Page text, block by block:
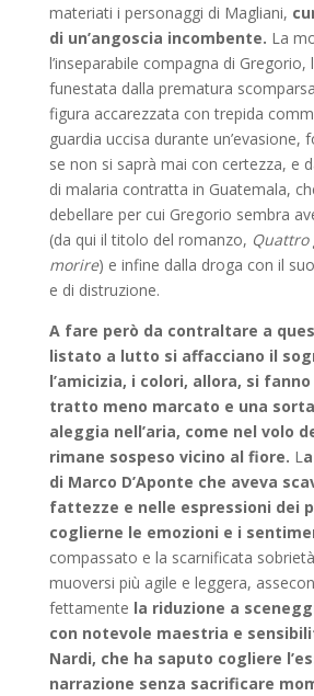
materiati i personaggi di Magliani,
di un’angoscia incombente. La
l’inseparabile compagna di Gregorio,
funestata dalla prematura
figura accarezzata con trepida
guardia uccisa durante un’evasione,
se non si saprà mai con certezza, e
di malaria contratta in Guatemala,
debellare per cui Gregorio sembra
(da qui il titolo del romanzo,
morire) e infine dalla droga con il
e di distruzione.
A fare però da contraltare a
listato a lutto si affacciano il
l’amicizia, i colori, allora, si
tratto meno marcato e una
aleggia nell’aria, come nel volo
rimane sospeso vicino al fiore. L
di Marco D’Aponte che aveva
fattezze e nelle espressioni dei
coglierne le emozioni e i
compassato e la scarnificata
muoversi più agile e leggera,
fettamente la riduzione a
con notevole maestria e
Nardi, che ha saputo cogliere
narrazione senza sacrificare